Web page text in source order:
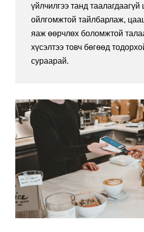
үйлчилгээ танд
ойлгомжтой тайлбарлаж,
яаж өөрчлөх боломжтой
хүсэлтээ товч бөгөөд
сураарай.